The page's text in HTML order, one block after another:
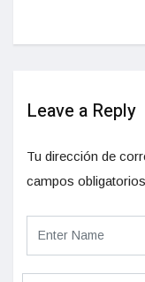
Leave a Reply
Tu dirección de
campos